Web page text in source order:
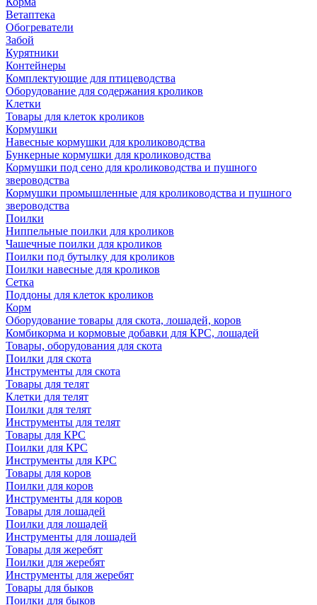
Ветаптека
Обогреватели
Забой
Курятники
Контейнеры
Комплектующие для птицеводства
Оборудование для содержания кроликов
Клетки
Товары для клеток кроликов
Кормушки
Навесные кормушки для кролиководства
Бункерные кормушки для кролиководства
Кормушки под сено для кролиководства и пушного
звероводства
Кормушки промышленные для кролиководства и пушного
звероводства
Поилки
Ниппельные поилки для кроликов
Чашечные поилки для кроликов
Поилки под бутылку для кроликов
Поилки навесные для кроликов
Сетка
Поддоны для клеток кроликов
Корм
Оборудование товары для скота, лошадей, коров
Комбикорма и кормовые добавки для КРС, лошадей
Товары, оборудования для скота
Поилки для скота
Инструменты для скота
Товары для телят
Клетки для телят
Поилки для телят
Инструменты для телят
Товары для КРС
Поилки для КРС
Инструменты для КРС
Товары для коров
Поилки для коров
Инструменты для коров
Товары для лошадей
Поилки для лошадей
Инструменты для лошадей
Товары для жеребят
Поилки для жеребят
Инструменты для жеребят
Товары для быков
Поилки для быков